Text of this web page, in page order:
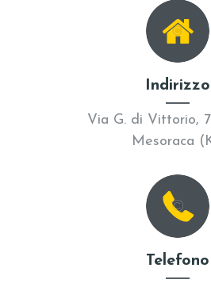
Indirizzo
Via G. di Vittorio,
Mesoraca
Telefono